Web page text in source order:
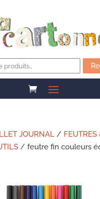
JOURNAL/ FEUTRES
/ feutre fin couleurs